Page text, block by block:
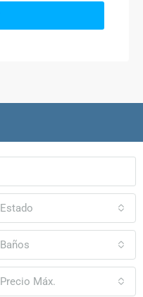
Estado
Baños
Precio Máx.